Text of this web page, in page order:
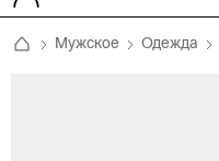
Мужское Одежда